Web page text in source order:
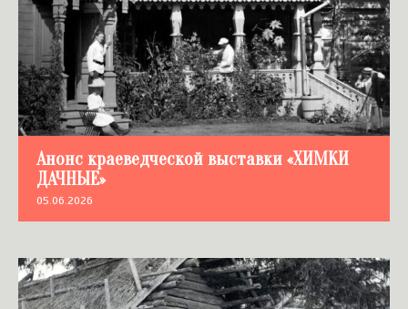
Анонс краеведческой выставки «ХИМКИ
ДАЧНЫЕ»
05.06.2026